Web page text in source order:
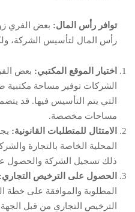
توافر رأس المال: بعض الفري
رأس المال لتأسيس الشركة،
اختيار الموقع المكتبي: بعض
الشركات توفير مساحة مكتبية
التي يتم التأسيس فيها. قد
مساحات مخصصة.
الامتثال للمتطلبات القانونية:
المحلية الخاصة بالتجارة
ذلك تسجيل الشركة والحصول
الحصول على الترخيص التجاري:
المطلوبة والموافقة على خطة
الترخيص التجاري من قبل